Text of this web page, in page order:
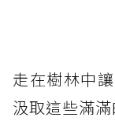
走在樹林中
汲取這些滿